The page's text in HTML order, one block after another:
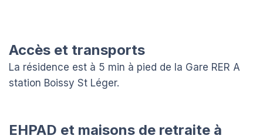
Accès et transports
La résidence est à 5 min à pied de la Gare RER A
station Boissy St Léger.
EHPAD et maisons de retraite à